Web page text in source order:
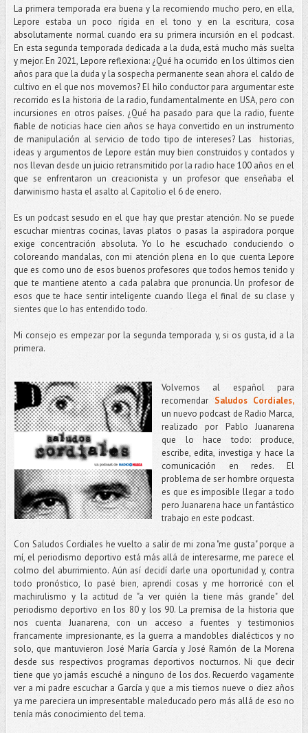
La primera temporada era buena y la recomiendo mucho pero, en ella,
Lepore estaba un poco rígida en el tono y en la escritura, cosa
absolutamente normal cuando era su primera incursión en el podcast.
En esta segunda temporada dedicada a la duda, está mucho más suelta
y mejor. En 2021, Lepore reflexiona: ¿Qué ha ocurrido en los últimos cien
años para que la duda y la sospecha permanente sean ahora el caldo de
cultivo en el que nos movemos? El hilo conductor para argumentar este
recorrido es la historia de la radio, fundamentalmente en USA, pero con
incursiones en otros países. ¿Qué ha pasado para que la radio, fuente
fiable de noticias hace cien años se haya convertido en un instrumento
de manipulación al servicio de todo tipo de intereses? Las historias,
ideas y argumentos de Lepore están muy bien construidos y contados y
nos llevan desde un juicio retransmitido por la radio hace 100 años en el
que se enfrentaron un creacionista y un profesor que enseñaba el
darwinismo hasta el asalto al Capitolio el 6 de enero.
Es un podcast sesudo en el que hay que prestar atención. No se puede
escuchar mientras cocinas, lavas platos o pasas la aspiradora porque
exige concentración absoluta. Yo lo he escuchado conduciendo o
coloreando mandalas, con mi atención plena en lo que cuenta Lepore
que es como uno de esos buenos profesores que todos hemos tenido y
que te mantiene atento a cada palabra que pronuncia. Un profesor de
esos que te hace sentir inteligente cuando llega el final de su clase y
sientes que lo has entendido todo.
Mi consejo es empezar por la segunda temporada y, si os gusta, id a la
primera.
Volvemos al español para
recomendar Saludos Cordiales,
un nuevo podcast de Radio Marca,
realizado por Pablo Juanarena
que lo hace todo: produce,
escribe, edita, investiga y hace la
comunicación en redes. El
problema de ser hombre orquesta
es que es imposible llegar a todo
pero Juanarena hace un fantástico
trabajo en este podcast.
Con Saludos Cordiales he vuelto a salir de mi zona "me gusta" porque a
mí, el periodismo deportivo está más allá de interesarme, me parece el
colmo del aburrimiento. Aún así decidí darle una oportunidad y, contra
todo pronóstico, lo pasé bien, aprendí cosas y me horroricé con el
machirulismo y la actitud de "a ver quién la tiene más grande" del
periodismo deportivo en los 80 y los 90. La premisa de la historia que
nos cuenta Juanarena, con un acceso a fuentes y testimonios
francamente impresionante, es la guerra a mandobles dialécticos y no
solo, que mantuvieron José María García y José Ramón de la Morena
desde sus respectivos programas deportivos nocturnos. Ni que decir
tiene que yo jamás escuché a ninguno de los dos. Recuerdo vagamente
ver a mi padre escuchar a García y que a mis tiernos nueve o diez años
ya me pareciera un impresentable maleducado pero más allá de eso no
tenía más conocimiento del tema.